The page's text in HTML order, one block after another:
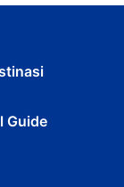
Guide